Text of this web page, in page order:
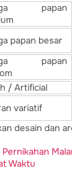
papan
papan besar
papan
/ Artificial
variatif
desain dan
Waktu